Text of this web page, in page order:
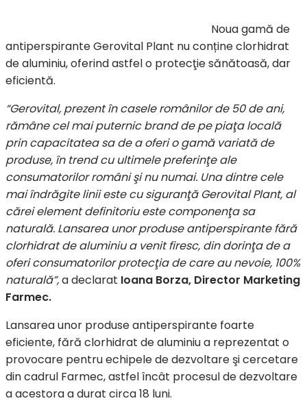
Noua gamă de
antiperspirante Gerovital Plant nu conține clorhidrat
de aluminiu, oferind astfel o protecţie sănătoasă, dar
eficientă.
“Gerovital, prezent în casele românilor de 50 de ani,
rămâne cel mai puternic brand de pe piaţa locală
prin capacitatea sa de a oferi o gamă variată de
produse, în trend cu ultimele preferinţe ale
consumatorilor români şi nu numai. Una dintre cele
mai îndrăgite linii este cu siguranţă Gerovital Plant, al
cărei element definitoriu este componenţa sa
naturală. Lansarea unor produse antiperspirante fără
clorhidrat de aluminiu a venit firesc, din dorinţa de a
oferi consumatorilor protecţia de care au nevoie, 100%
naturală”,a declarat Ioana Borza, Director Marketing
Farmec.
Lansarea unor produse antiperspirante foarte
eficiente, fără clorhidrat de aluminiu a reprezentat o
provocare pentru echipele de dezvoltare şi cercetare
din cadrul Farmec, astfel încât procesul de dezvoltare
a acestora a durat circa 18 luni.